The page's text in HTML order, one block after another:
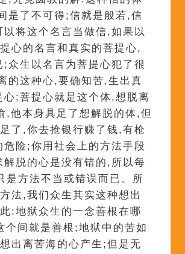
是了不可得;信就是般若,信
将这个名言当做信,如果以
心的名言和真实的菩提心,
众生以名言为菩提心犯了很
的这种心,要确知苦,生出真
;菩提心就是这个体,想脱离
,他本身具足了想解脱的体,但
了,你去抢银行赚了钱,有枪
险;你用社会上的方法手段
脱的心是没有错的,所以每
是方法不当或错误而已。所
法,我们众生其实这种想出
:地狱众生的一念善根在哪
间就是善根;地狱中的苦如
出离苦海的心产生;但是无